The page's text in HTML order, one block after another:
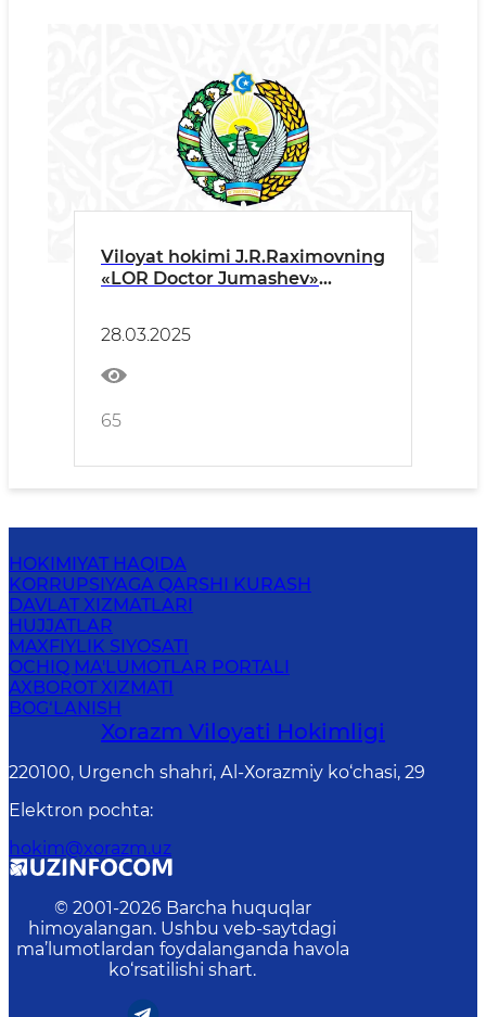
Viloyat hokimi J.R.Raximovning
«LOR Doctor Jumashev»
28.03.2025
65
HOKIMIYAT HAQIDA
KORRUPSIYAGA QARSHI KURASH
DAVLAT XIZMATLARI
HUJJATLAR
MAXFIYLIK SIYOSATI
OCHIQ MA'LUMOTLAR PORTALI
AXBOROT XIZMATI
BOG‘LANISH
Xorazm Vilоyati Hоkimligi
220100, Urgеnch shаhri, Аl-Хоrаzmiy ko‘chаsi, 29
Elektron pochta:
hokim@xorazm.uz
© 2001-2026 Barcha huquqlar
himoyalangan. Ushbu veb-saytdagi
ma’lumotlardan foydalanganda havola
ko‘rsatilishi shart.